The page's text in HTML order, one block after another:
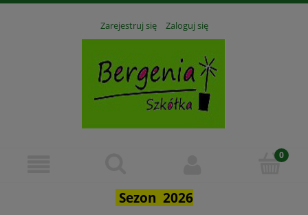
Zarejestruj się Zaloguj się
Sezon 2026